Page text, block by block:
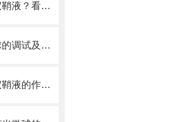
还不了解贝克曼流式细胞仪鞘液？看这里就对了！
贝克曼流式细胞仪荧光微球的调试及使用
一文详细贝克曼流式细胞仪鞘液的作用原理